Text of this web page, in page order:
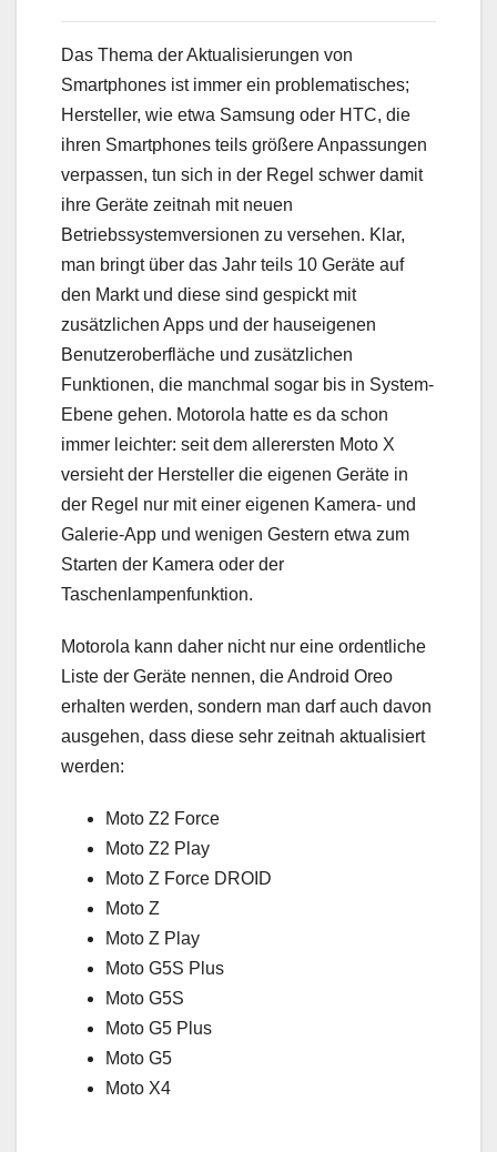
Das Thema der Aktualisierungen von
Smartphones ist immer ein problematisches;
Hersteller, wie etwa Samsung oder HTC, die
ihren Smartphones teils größere Anpassungen
verpassen, tun sich in der Regel schwer damit
ihre Geräte zeitnah mit neuen
Betriebssystemversionen zu versehen. Klar,
man bringt über das Jahr teils 10 Geräte auf
den Markt und diese sind gespickt mit
zusätzlichen Apps und der hauseigenen
Benutzeroberfläche und zusätzlichen
Funktionen, die manchmal sogar bis in System-
Ebene gehen. Motorola hatte es da schon
immer leichter: seit dem allerersten Moto X
versieht der Hersteller die eigenen Geräte in
der Regel nur mit einer eigenen Kamera- und
Galerie-App und wenigen Gestern etwa zum
Starten der Kamera oder der
Taschenlampenfunktion.
Motorola kann daher nicht nur eine ordentliche
Liste der Geräte nennen, die Android Oreo
erhalten werden, sondern man darf auch davon
ausgehen, dass diese sehr zeitnah aktualisiert
werden:
Moto Z2 Force
Moto Z2 Play
Moto Z Force DROID
Moto Z
Moto Z Play
Moto G5S Plus
Moto G5S
Moto G5 Plus
Moto G5
Moto X4